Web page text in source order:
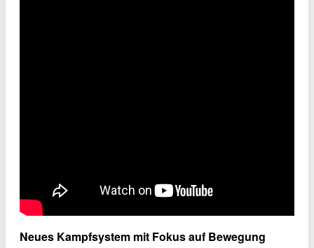
Neues Kampfsystem mit Fokus auf Bewegung